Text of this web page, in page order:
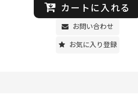
カートに入れる
お問い合わせ
お気に入り登録